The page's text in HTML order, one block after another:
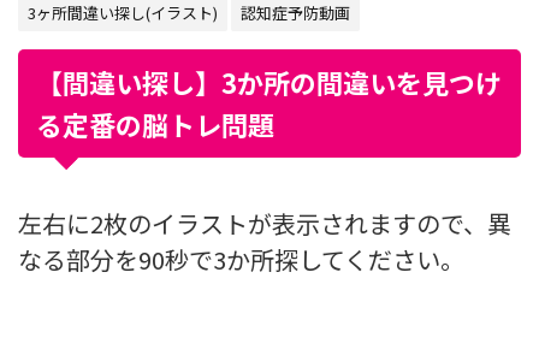
3ヶ所間違い探し(イラスト) 認知症予防動画
【間違い探し】3か所の間違いを見つけ
る定番の脳トレ問題
左右に2枚のイラストが表示されますので、異
なる部分を90秒で3か所探してください。